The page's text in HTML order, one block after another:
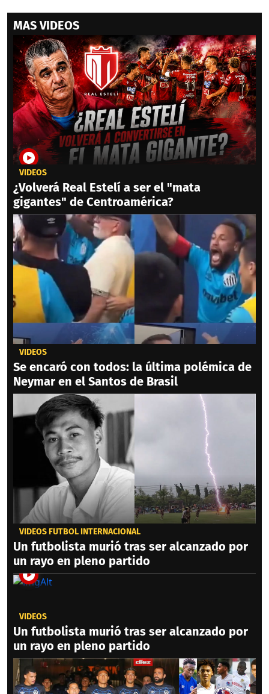
MAS VIDEOS
VIDEOS
¿Volverá Real Estelí a ser el "mata
gigantes" de Centroamérica?
VIDEOS
Se encaró con todos: la última polémica de
Neymar en el Santos de Brasil
VIDEOS FÚTBOL INTERNACIONAL
Un futbolista murió tras ser alcanzado por
un rayo en pleno partido
VIDEOS
Un futbolista murió tras ser alcanzado por
un rayo en pleno partido